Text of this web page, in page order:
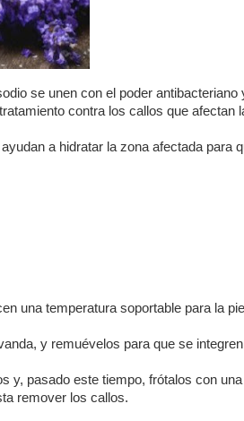
se unen con el poder antibacteriano
contra los callos que afectan
a hidratar la zona afectada para
una temperatura soportable para la
y remuévelos para que se
y, pasado este tiempo, frótalos con
remover los callos.